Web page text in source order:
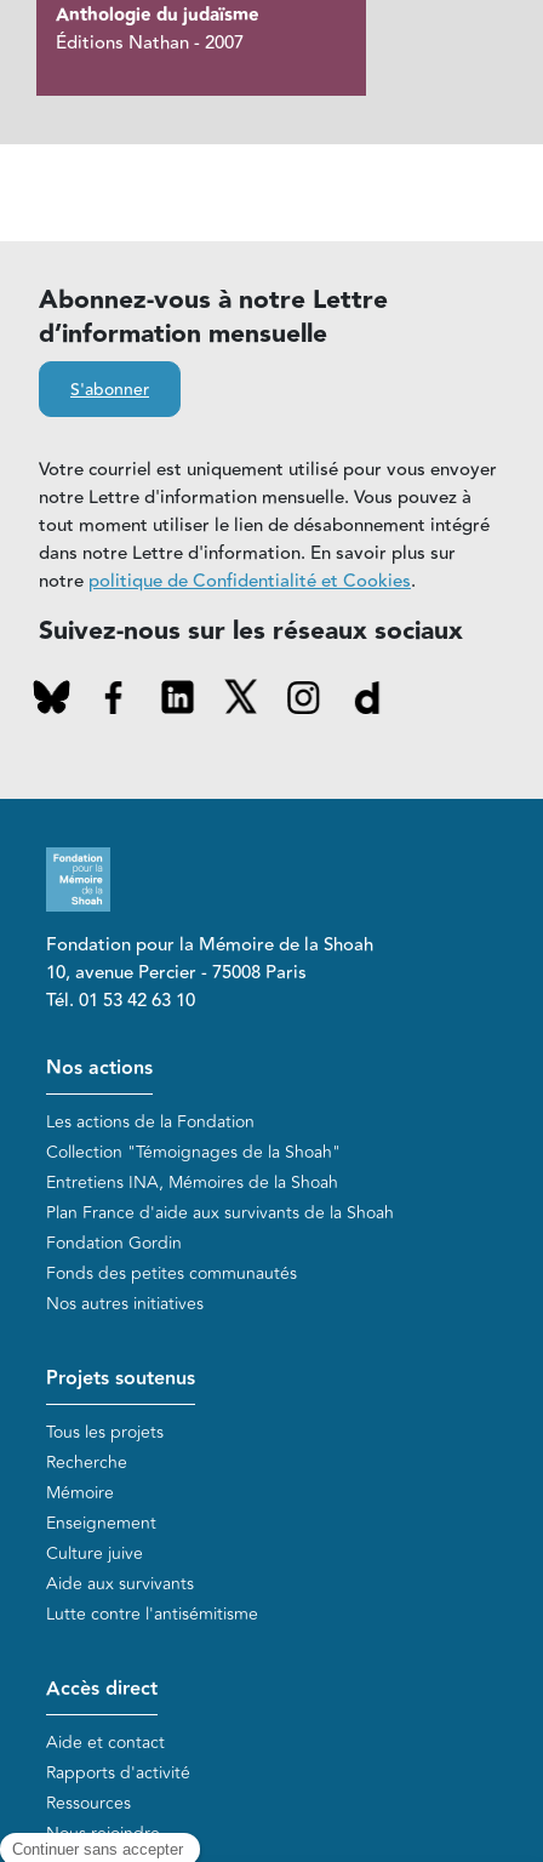
Anthologie du judaïsme
Éditions Nathan - 2007
Abonnez-vous à notre Lettre
d’information mensuelle
S'abonner
Votre courriel est uniquement utilisé pour vous envoyer
notre Lettre d'information mensuelle. Vous pouvez à
tout moment utiliser le lien de désabonnement intégré
dans notre Lettre d'information. En savoir plus sur
notre politique de Confidentialité et Cookies.
Suivez-nous sur les réseaux sociaux
Fondation pour la Mémoire de la Shoah
10, avenue Percier - 75008 Paris
Tél. 01 53 42 63 10
Pied de page
Nos actions
Les actions de la Fondation
Collection "Témoignages de la Shoah"
Entretiens INA, Mémoires de la Shoah
Plan France d'aide aux survivants de la Shoah
Fondation Gordin
Fonds des petites communautés
Nos autres initiatives
Projets soutenus
Tous les projets
Recherche
Mémoire
Enseignement
Culture juive
Aide aux survivants
Lutte contre l'antisémitisme
Accès direct
Aide et contact
Rapports d'activité
Ressources
Nous rejoindre